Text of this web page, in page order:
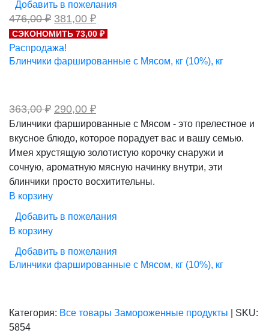
Добавить в пожелания
476,00₽ Первоначальная
цена
составляла
476,00 ₽.
381,00 ₽Текущая
цена:
381,00 ₽.
СЭКОНОМИТЬ 73,00 ₽
Распродажа!
Блинчики фаршированные с Мясом, кг (10%), кг
363,00₽ Первоначальная
цена
составляла
363,00 ₽.
290,00 ₽Текущая
290,00 ₽.
Блинчики фаршированные с Мясом - это прелестное и
вкусное блюдо, которое порадует вас и вашу семью.
Имея хрустящую золотистую корочку снаружи и
сочную, ароматную мясную начинку внутри, эти
блинчики просто восхитительны.
В корзину
Добавить в пожелания
В корзину
Добавить в пожелания
Блинчики фаршированные с Мясом, кг (10%), кг
Категория: Все товары Замороженные продукты
SKU:
5854